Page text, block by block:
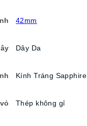
42mm
Dây Da
Kính Tráng Sapphire
Thép không gỉ